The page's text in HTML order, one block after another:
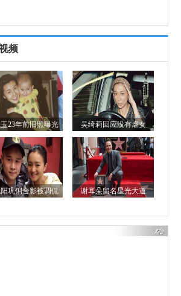
频
23年前旧照曝光 吴绮莉回应没有虐女
巩俐合影被调侃 谢耳朵留名星光大道